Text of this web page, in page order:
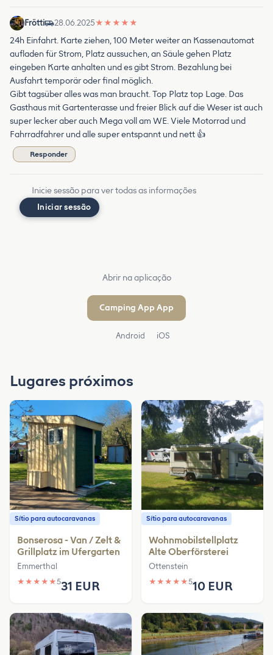
Frötti 28.06.2025★ ★ ★ ★ ★
24h Einfahrt. Karte ziehen, 100 Meter weiter an Kassenautomat
aufladen für Strom, Platz aussuchen, an Säule gehen Platz
eingeben Karte anhalten und es gibt Strom. Bezahlung bei
Ausfahrt temporär oder final möglich.
Gibt tagsüber alles was man braucht. Top Platz top Lage. Das
Gasthaus mit Gartenterasse und freier Blick auf die Weser ist auch
super lecker aber auch Mega voll am WE. Viele Motorrad und
Fahrradfahrer und alle super entspannt und nett 👍
Responder
Inicie sessão para ver todas as informações
Iniciar sessão
Abrir na aplicação
Camping App App
Android iOS
Lugares próximos
Sítio para autocaravanas
Bonserosa - Van / Zelt &
Grillplatz im Ufergarten
Emmerthal
★ ★ ★ ★ ★531 EUR
Sítio para autocaravanas
Wohnmobilstellplatz
Alte Oberförsterei
Ottenstein
★ ★ ★ ★ ★510 EUR